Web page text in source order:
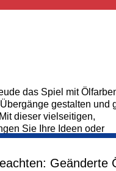
das Spiel mit
gestalten und
dieser vielseitigen,
Sie Ihre Ideen oder
- ganz nach dem
holt Sie genau dort
auf Wünsche und
Geänderte